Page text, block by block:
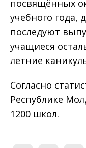
посвящённых
учебного года,
последуют
учащиеся
летние
Согласно
Республике
1200 школ.